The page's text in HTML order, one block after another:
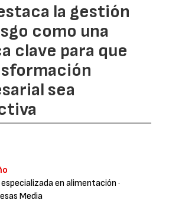
la gestión
como una
clave para que
sea
en alimentación ·
Media